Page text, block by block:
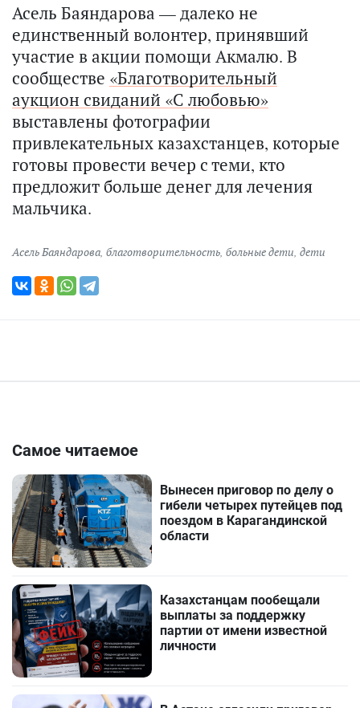
Асель Баяндарова — далеко не
единственный волонтер, принявший
участие в акции помощи Акмалю. В
сообществе «Благотворительный
аукцион свиданий «С любовью»
выставлены фотографии
привлекательных казахстанцев, которые
готовы провести вечер с теми, кто
предложит больше денег для лечения
мальчика.
Асель Баяндарова благотворительность больные дети дети
Самое читаемое
Вынесен приговор по делу о
гибели четырех путейцев под
поездом в Карагандинской
области
Казахстанцам пообещали
выплаты за поддержку
партии от имени известной
личности